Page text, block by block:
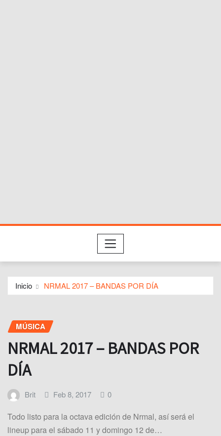
Inicio NRMAL 2017 – BANDAS POR DÍA
MÚSICA
NRMAL 2017 – BANDAS POR
DÍA
Brit Feb 8, 2017 0
Todo listo para la octava edición de Nrmal, así será el
lineup para el sábado 11 y domingo 12 de…